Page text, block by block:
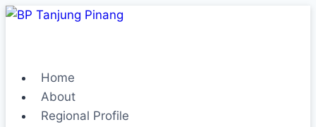
Home
About
Regional Profile